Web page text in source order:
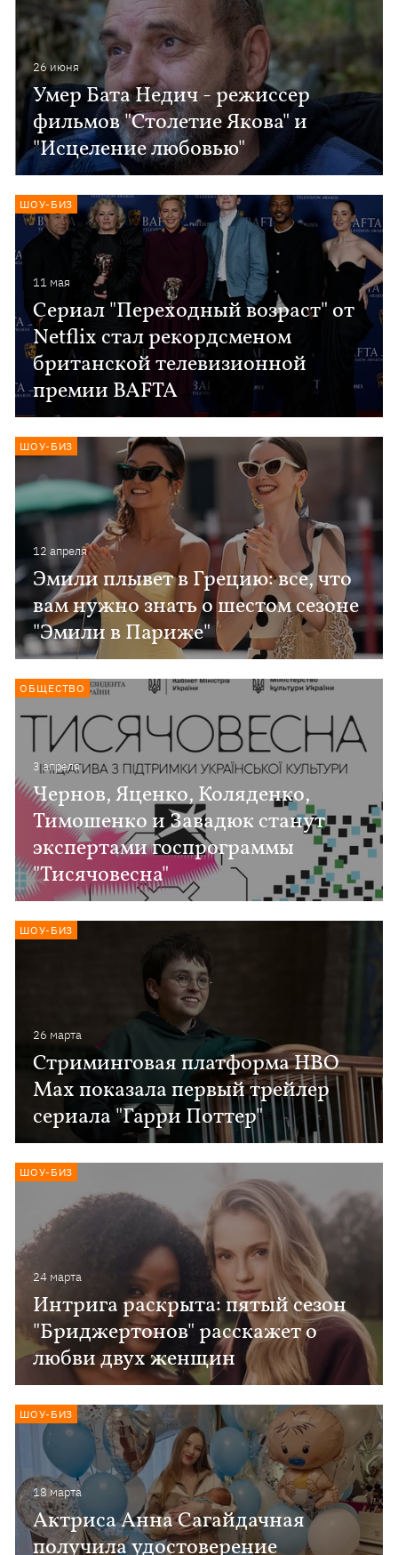
26 июня
Умер Бата Недич - режиссер
фильмов "Столетие Якова" и
"Исцеление любовью"
11 мая
Сериал "Переходный возраст" от
Netflix стал рекордсменом
британской телевизионной
премии BAFTA
ШОУ-БИЗ
12 апреля
Эмили плывет в Грецию: все, что
вам нужно знать о шестом сезоне
"Эмили в Париже"
ШОУ-БИЗ
3 апреля
Чернов, Яценко, Коляденко,
Тимошенко и Завадюк станут
экспертами госпрограммы
"Тисячовесна"
ОБЩЕСТВО
26 марта
Стриминговая платформа HBO
Max показала первый трейлер
сериала "Гарри Поттер"
ШОУ-БИЗ
24 марта
Интрига раскрыта: пятый сезон
"Бриджертонов" расскажет о
любви двух женщин
ШОУ-БИЗ
18 марта
Актриса Анна Сагайдачная
получила удостоверение
ШОУ-БИЗ